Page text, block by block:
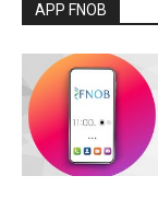
APP FNOB